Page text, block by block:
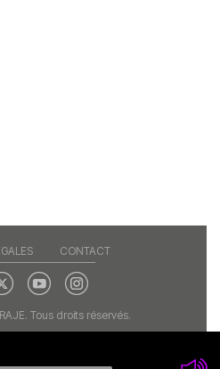
CONTACT
Tous droits réservés.